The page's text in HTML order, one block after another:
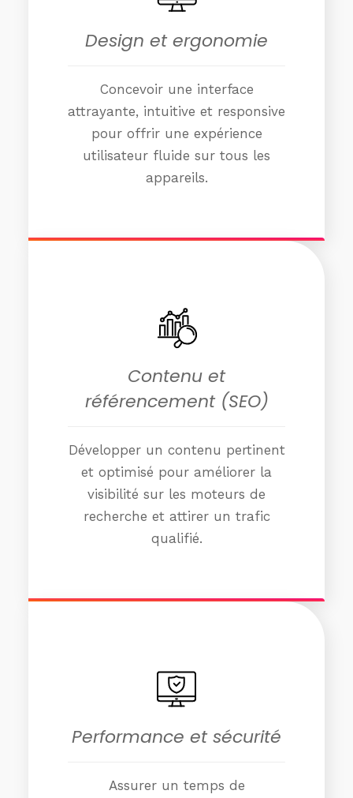
Design et ergonomie
Concevoir une interface
attrayante, intuitive et responsive
pour offrir une expérience
utilisateur fluide sur tous les
appareils.
Contenu et
référencement (SEO)
Développer un contenu pertinent
et optimisé pour améliorer la
visibilité sur les moteurs de
recherche et attirer un trafic
qualifié.
Performance et sécurité
Assurer un temps de